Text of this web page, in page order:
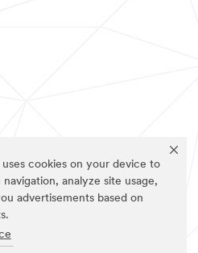
uses cookies on your device to
analyze site usage,
advertisements based on